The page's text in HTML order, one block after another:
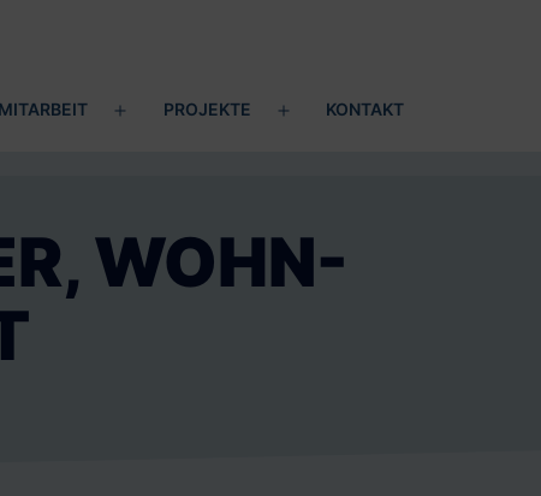
MITARBEIT PROJEKTE KONTAKT
WOHN-